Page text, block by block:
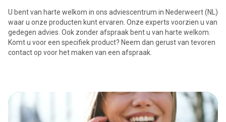
U bent van harte welkom in ons adviescentrum in Nederweert (NL)
waar u onze producten kunt ervaren. Onze experts voorzien u van
gedegen advies. Ook zonder afspraak bent u van harte welkom.
Komt u voor een specifiek product? Neem dan gerust van tevoren
contact op voor het maken van een afspraak.